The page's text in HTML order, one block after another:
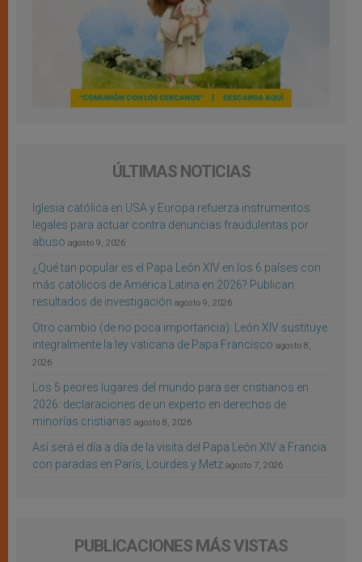
ÚLTIMAS NOTICIAS
Iglesia católica en USA y Europa refuerza instrumentos
legales para actuar contra denuncias fraudulentas por
abuso agosto 9, 2026
¿Qué tan popular es el Papa León XIV en los 6 países con
más católicos de América Latina en 2026? Publican
resultados de investigación agosto 9, 2026
Otro cambio (de no poca importancia): León XIV sustituye
integralmente la ley vaticana de Papa Francisco agosto 8,
2026
Los 5 peores lugares del mundo para ser cristianos en
2026: declaraciones de un experto en derechos de
minorías cristianas agosto 8, 2026
Así será el día a día de la visita del Papa León XIV a Francia
con paradas en París, Lourdes y Metz agosto 7, 2026
PUBLICACIONES MÁS VISTAS